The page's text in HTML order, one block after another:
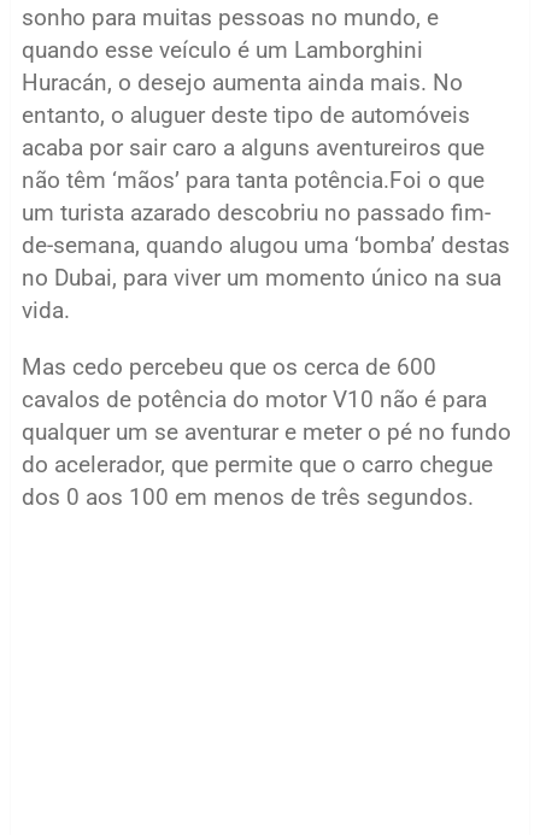
sonho para muitas pessoas no mundo, e
quando esse veículo é um Lamborghini
Huracán, o desejo aumenta ainda mais. No
entanto, o aluguer deste tipo de automóveis
acaba por sair caro a alguns aventureiros que
não têm ‘mãos’ para tanta potência.Foi o que
um turista azarado descobriu no passado fim-
de-semana, quando alugou uma ‘bomba’ destas
no Dubai, para viver um momento único na sua
vida.
Mas cedo percebeu que os cerca de 600
cavalos de potência do motor V10 não é para
qualquer um se aventurar e meter o pé no fundo
do acelerador, que permite que o carro chegue
dos 0 aos 100 em menos de três segundos.